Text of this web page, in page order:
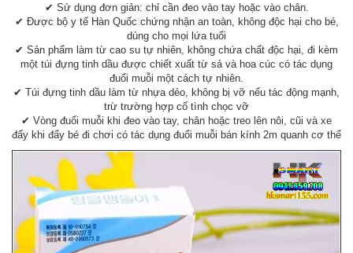
✔ Sử dụng đơn giản: chỉ cần đeo vào tay hoặc vào chân.
✔ Được bộ y tế Hàn Quốc chứng nhận an toàn, không độc hại cho bé,
dùng cho mọi lứa tuổi
✔ Sản phẩm làm từ cao su tự nhiên, không chứa chất độc hại, đi kèm
một túi đựng tinh dầu được chiết xuất từ sả và hoa cúc có tác dụng
đuổi muỗi một cách tự nhiên.
✔ Túi đựng tinh dầu làm từ nhựa dẻo, không bị vỡ nếu tác động mạnh,
trừ trường hợp cố tình chọc vỡ
✔ Vòng đuổi muỗi khi đeo vào tay, chân hoặc treo lên nôi, cũi và xe
đẩy khi đẩy bé đi chơi có tác dụng đuổi muỗi bán kính 2m quanh cơ thể